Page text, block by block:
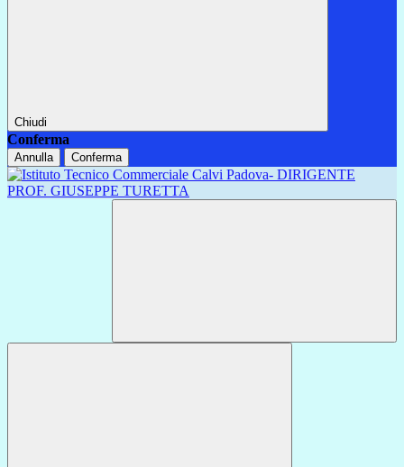
Chiudi
Conferma
Annulla Conferma